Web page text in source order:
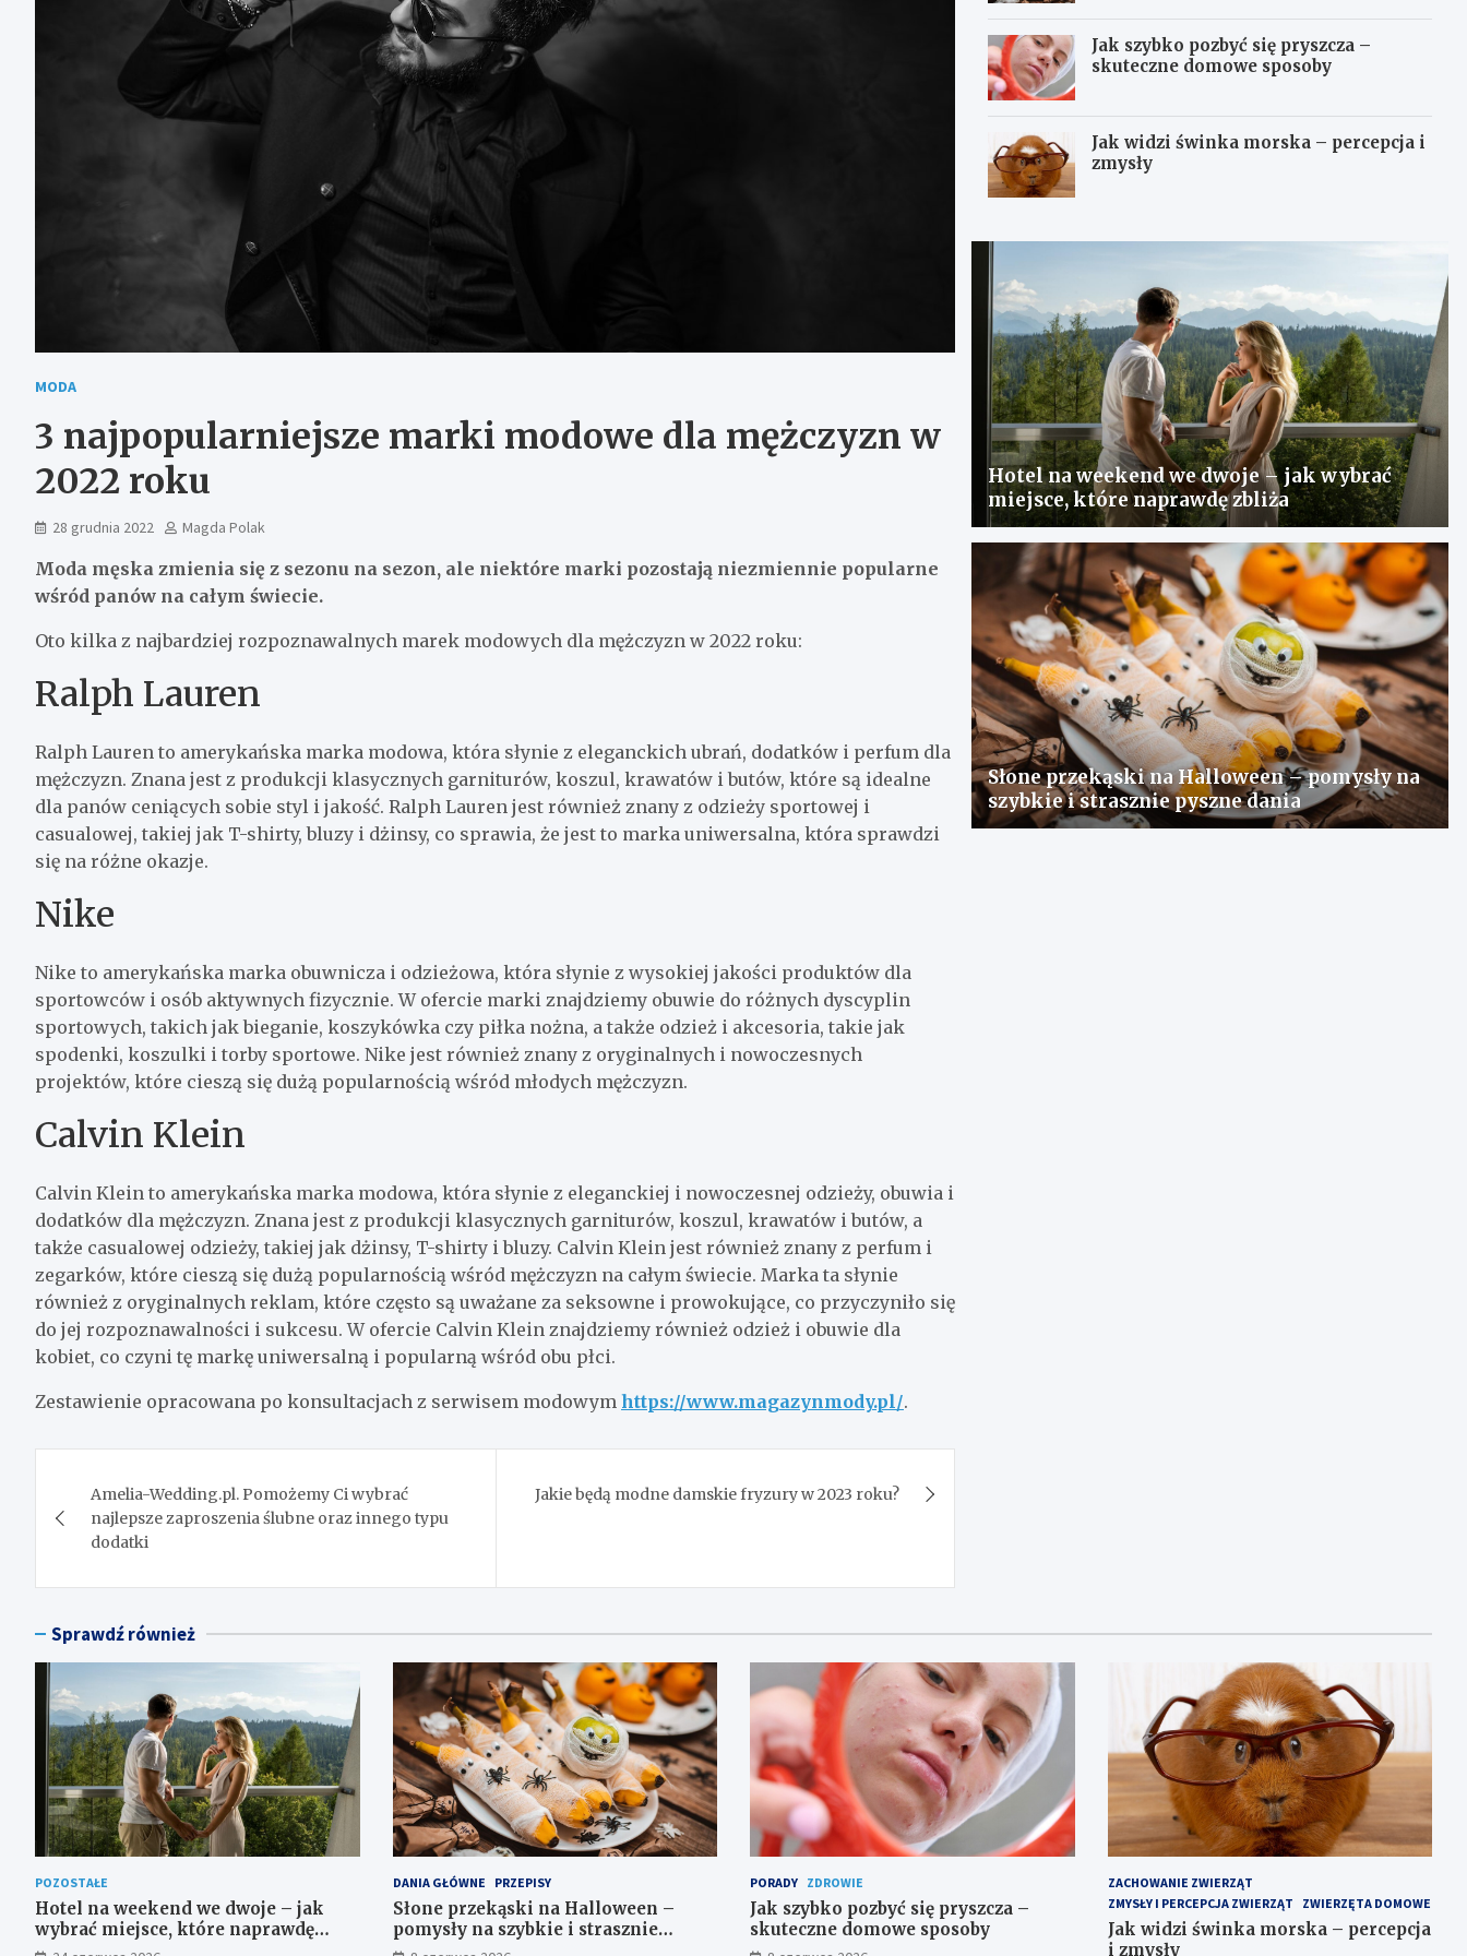
MODA
3 najpopularniejsze marki modowe dla mężczyzn w
2022 roku
28 grudnia 2022 Magda Polak
Moda męska zmienia się z sezonu na sezon, ale niektóre marki pozostają niezmiennie popularne
wśród panów na całym świecie.
Oto kilka z najbardziej rozpoznawalnych marek modowych dla mężczyzn w 2022 roku:
Ralph Lauren
Ralph Lauren to amerykańska marka modowa, która słynie z eleganckich ubrań, dodatków i perfum dla
mężczyzn. Znana jest z produkcji klasycznych garniturów, koszul, krawatów i butów, które są idealne
dla panów ceniących sobie styl i jakość. Ralph Lauren jest również znany z odzieży sportowej i
casualowej, takiej jak T-shirty, bluzy i dżinsy, co sprawia, że jest to marka uniwersalna, która sprawdzi
się na różne okazje.
Nike
Nike to amerykańska marka obuwnicza i odzieżowa, która słynie z wysokiej jakości produktów dla
sportowców i osób aktywnych fizycznie. W ofercie marki znajdziemy obuwie do różnych dyscyplin
sportowych, takich jak bieganie, koszykówka czy piłka nożna, a także odzież i akcesoria, takie jak
spodenki, koszulki i torby sportowe. Nike jest również znany z oryginalnych i nowoczesnych
projektów, które cieszą się dużą popularnością wśród młodych mężczyzn.
Calvin Klein
Calvin Klein to amerykańska marka modowa, która słynie z eleganckiej i nowoczesnej odzieży, obuwia i
dodatków dla mężczyzn. Znana jest z produkcji klasycznych garniturów, koszul, krawatów i butów, a
także casualowej odzieży, takiej jak dżinsy, T-shirty i bluzy. Calvin Klein jest również znany z perfum i
zegarków, które cieszą się dużą popularnością wśród mężczyzn na całym świecie. Marka ta słynie
również z oryginalnych reklam, które często są uważane za seksowne i prowokujące, co przyczyniło się
do jej rozpoznawalności i sukcesu. W ofercie Calvin Klein znajdziemy również odzież i obuwie dla
kobiet, co czyni tę markę uniwersalną i popularną wśród obu płci.
Zestawienie opracowana po konsultacjach z serwisem modowym https://www.magazynmody.pl/.
wpisu
Amelia-Wedding.pl. Pomożemy Ci wybrać
najlepsze zaproszenia ślubne oraz innego typu
dodatki
Jakie będą modne damskie fryzury w 2023 roku?
Jak szybko pozbyć się pryszcza –
skuteczne domowe sposoby
Jak widzi świnka morska – percepcja i
zmysły
Hotel na weekend we dwoje – jak wybrać
miejsce, które naprawdę zbliża
Słone przekąski na Halloween – pomysły na
szybkie i strasznie pyszne dania
Sprawdź również
POZOSTAŁE
Hotel na weekend we dwoje – jak
wybrać miejsce, które naprawdę
zbliża
DANIA GŁÓWNE PRZEPISY
Słone przekąski na Halloween –
pomysły na szybkie i strasznie
pyszne dania
PORADY ZDROWIE
Jak szybko pozbyć się pryszcza –
skuteczne domowe sposoby
ZACHOWANIE ZWIERZĄT
ZMYSŁY I PERCEPCJA ZWIERZĄT
ZWIERZĘTA DOMOWE
Jak widzi świnka morska – percepcja
i zmysły